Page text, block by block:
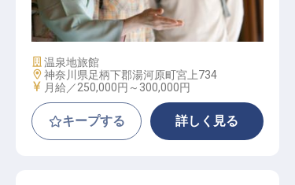
温かな仲間が支える宿／寮2万
施設業態
温泉地旅館
勤務地
神奈川県足柄下郡湯河原町宮上734
給与
月給／250,000円～ 300,000円
キープする 詳しく見る